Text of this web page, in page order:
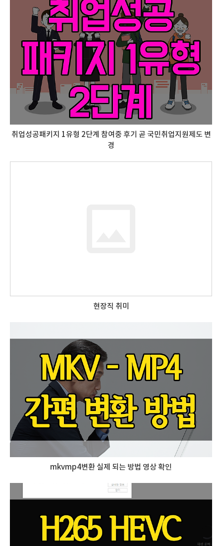
취업성공패키지 1유형 2단계 참여중 후기 곧 국민취업지원제도 변
경
현장직 취미
mkvmp4변환 실제 되는 방법 영상 확인